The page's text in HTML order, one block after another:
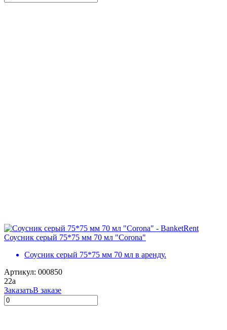
Соусник серый 75*75 мм 70 мл "Corona"
Соусник серый 75*75 мм 70 мл в аренду.
Артикул: 000850
22a
ЗаказатьВ заказе